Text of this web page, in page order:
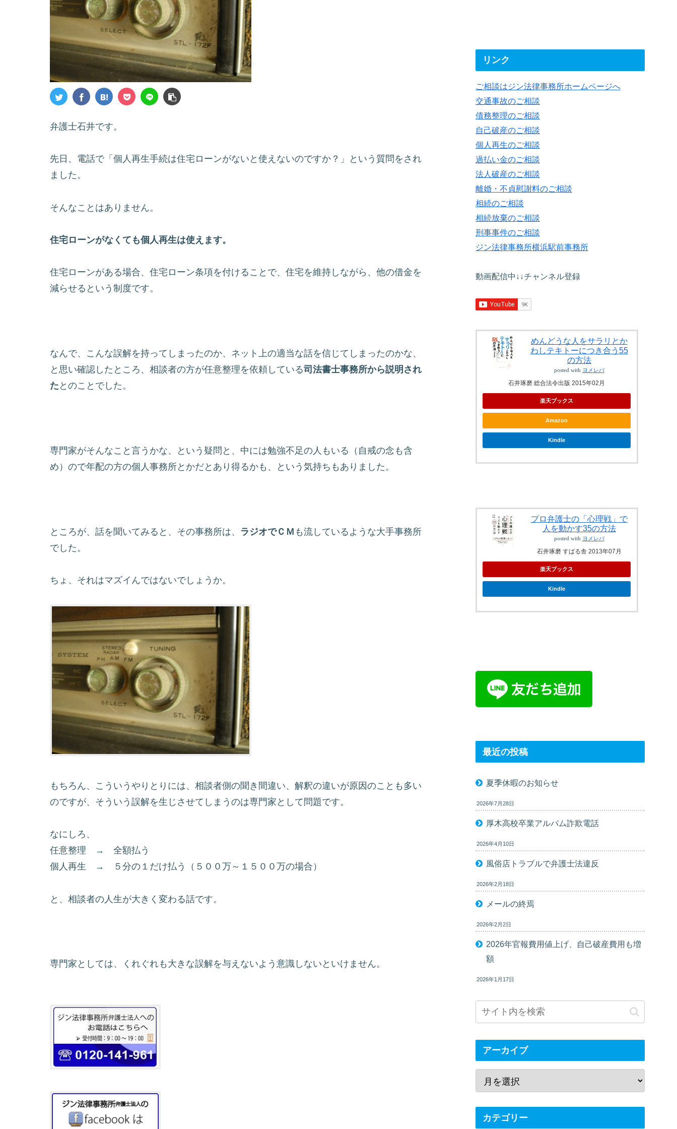
弁護士石井です。
先日、電話で「個人再生手続は住宅ローンがないと使えないのですか？」という質問をされ
ました。
そんなことはありません。
住宅ローンがなくても個人再生は使えます。
住宅ローンがある場合、住宅ローン条項を付けることで、住宅を維持しながら、他の借金を
減らせるという制度です。
なんで、こんな誤解を持ってしまったのか、ネット上の適当な話を信じてしまったのかな、
と思い確認したところ、相談者の方が任意整理を依頼している司法書士事務所から説明され
た とのことでした。
専門家がそんなこと言うかな、という疑問と、中には勉強不足の人もいる（自戒の念も含
め）ので年配の方の個人事務所とかだとあり得るかも、という気持ちもありました。
ところが、話を聞いてみると、その事務所は、 ラジオでＣＭ も流しているような大手事務所
でした。
ちょ、それはマズイんではないでしょうか。
もちろん、こういうやりとりには、相談者側の聞き間違い、解釈の違いが原因のことも多い
のですが、そういう誤解を生じさせてしまうのは専門家として問題です。
なにしろ、
任意整理 → 全額払う
個人再生 → ５分の１だけ払う（５００万～１５００万の場合）
と、相談者の人生が大きく変わる話です。
専門家としては、くれぐれも大きな誤解を与えないよう意識しないといけません。
リンク
ご相談はジン法律事務所ホームページへ
交通事故のご相談
債務整理のご相談
自己破産のご相談
個人再生のご相談
過払い金のご相談
法人破産のご相談
離婚・不貞慰謝料のご相談
相続のご相談
相続放棄のご相談
刑事事件のご相談
ジン法律事務所横浜駅前事務所
動画配信中↓↓チャンネル登録
めんどうな人をサラリとか
わしテキトーにつき合う55
の方法
posted with ヨメレバ
石井琢磨 総合法令出版 2015年02月
楽天ブックス
Amazon
Kindle
プロ弁護士の「心理戦」で
人を動かす35の方法
posted with ヨメレバ
石井琢磨 すばる舎 2013年07月
楽天ブックス
Kindle
最近の投稿
夏季休暇のお知らせ
2026年7月28日
厚木高校卒業アルバム詐欺電話
2026年4月10日
風俗店トラブルで弁護士法違反
2026年2月18日
メールの終焉
2026年2月2日
2026年官報費用値上げ、自己破産費用も増
額
2026年1月17日
アーカイブ
カテゴリー